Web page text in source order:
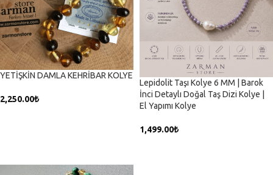
YETİŞKİN DAMLA KEHRİBAR KOLYE
2,250.00₺
Lepidolit Taşı Kolye 6 MM | Barok
İnci Detaylı Doğal Taş Dizi Kolye |
El Yapımı Kolye
1,499.00₺